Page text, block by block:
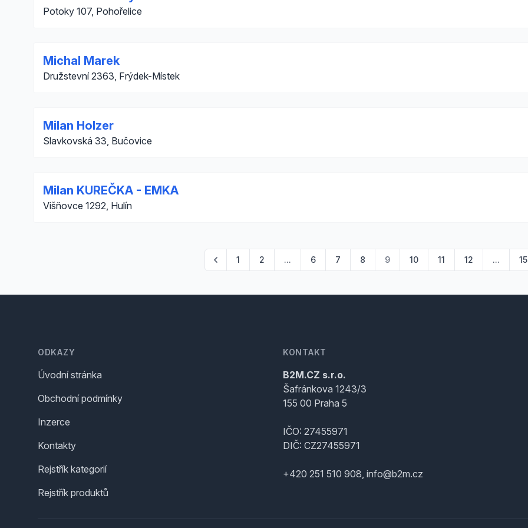
Potoky 107, Pohořelice
Michal Marek
Družstevní 2363, Frýdek-Místek
Milan Holzer
Slavkovská 33, Bučovice
Milan KUREČKA - EMKA
Višňovce 1292, Hulín
1 2 ... 6 7 8 9 10 11 12 ... 15
ODKAZY
Úvodní stránka
Obchodní podmínky
Inzerce
Kontakty
Rejstřík kategorií
Rejstřík produktů
KONTAKT
B2M.CZ s.r.o.
Šafránkova 1243/3
155 00 Praha 5
IČO: 27455971
DIČ: CZ27455971
+420 251 510 908, info@b2m.cz